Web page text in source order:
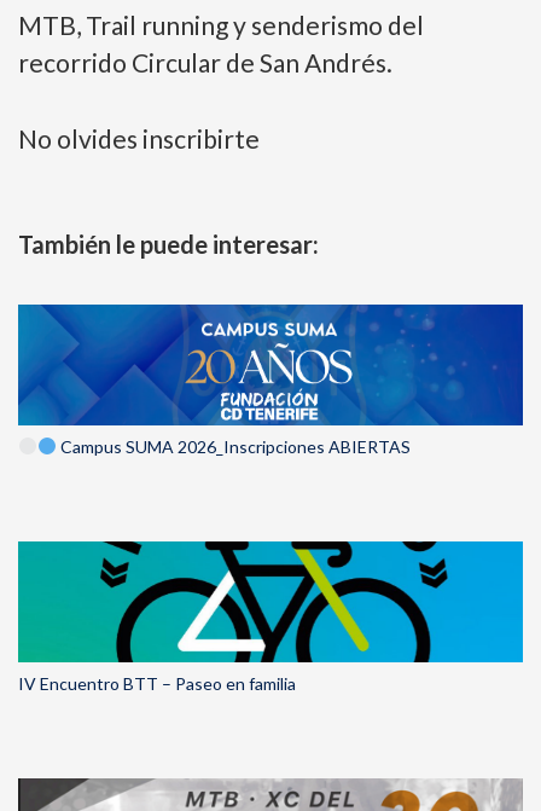
MTB, Trail running y senderismo del
recorrido Circular de San Andrés.
No olvides inscribirte
También le puede interesar:
Campus SUMA 2026_Inscripciones ABIERTAS
IV Encuentro BTT – Paseo en familia